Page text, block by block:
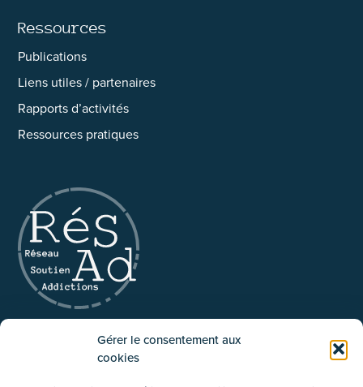
Gérer le consentement aux
cookies
Réseau pluridisciplinaire d’accompagnement
et de soutien aux addictions asbl
Ressources
Publications
Liens utiles / partenaires
Rapports d’activités
Ressources pratiques